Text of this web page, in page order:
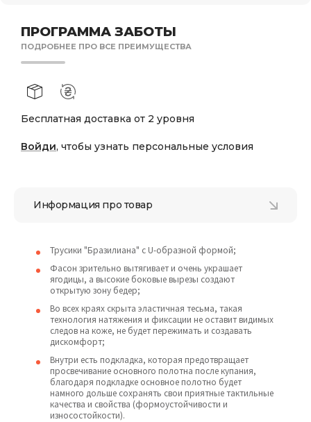
ПРОГРАММА ЗАБОТЫ
ПОДРОБНЕЕ ПРО ВСЕ ПРЕИМУЩЕСТВА
Бесплатная доставка от 2 уровня
Войди, чтобы узнать персональные условия
Информация про товар
Трусики "Бразилиана" с U-образной формой;
Фасон зрительно вытягивает и очень украшает
ягодицы, а высокие боковые вырезы создают
открытую зону бедер;
Во всех краях скрыта эластичная тесьма, такая
технология натяжения и фиксации не оставит видимых
следов на коже, не будет пережимать и создавать
дискомфорт;
Внутри есть подкладка, которая предотвращает
просвечивание основного полотна после купания,
благодаря подкладке основное полотно будет
намного дольше сохранять свои приятные тактильные
качества и свойства (формоустойчивости и
износостойкости).